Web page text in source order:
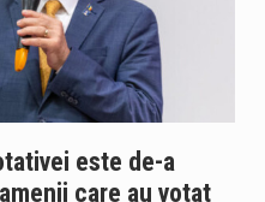
este de-a
care au votat